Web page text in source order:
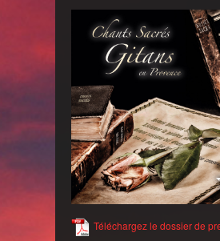
Téléchargez le dossier de